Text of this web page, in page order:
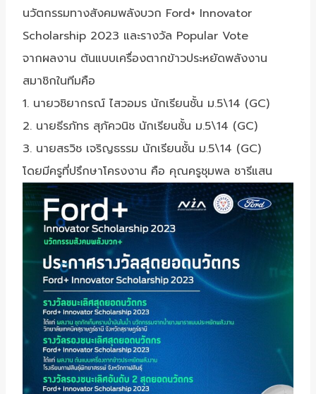
นวัตกรรมทางสังคมพลังบวก Ford+ Innovator
Scholarship 2023 และรางวัล Popular Vote
จากผลงาน ต้นแบบเครื่องตากข้าวประหยัดพลังงาน
สมาชิกในทีมคือ
1. นายวชิยากรณ์ ไสวอมร นักเรียนชั้น ม.5\14 (GC)
2. นายธีรภัทร สุภัควนิช นักเรียนชั้น ม.5\14 (GC)
3. นายสรวิช เจริญธรรม นักเรียนชั้น ม.5\14 (GC)
โดยมีครูที่ปรึกษาโครงงาน คือ คุณครูชุมพล ชารีแสน